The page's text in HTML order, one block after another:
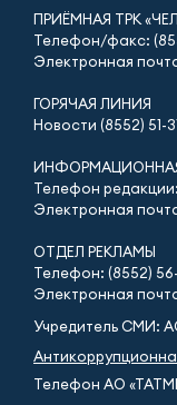
ПРИЁМНАЯ ТРК
Телефон/факс:
Электронная
ГОРЯЧАЯ ЛИНИЯ
Новости (8552) 51-
Телефон
Электронная
ОТДЕЛ РЕКЛАМЫ
Телефон: (8552)
Электронная
Учредитель СМИ:
Телефон АО